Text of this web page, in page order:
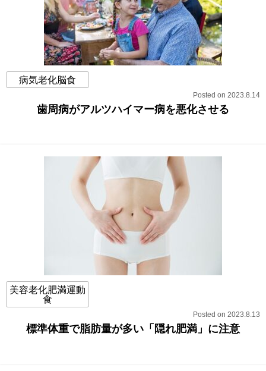
病気老化脳食
Posted on 2023.8.14
歯周病がアルツハイマー病を悪化させる
美容老化肥満運動
食
Posted on 2023.8.13
標準体重で脂肪量が多い「隠れ肥満」に注意